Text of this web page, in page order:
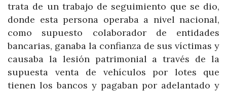
trata de un trabajo de seguimiento que se dio,
donde esta persona operaba a nivel nacional,
como supuesto colaborador de entidades
bancarias, ganaba la confianza de sus víctimas y
causaba la lesión patrimonial a través de la
supuesta venta de vehículos por lotes que
tienen los bancos y pagaban por adelantado y